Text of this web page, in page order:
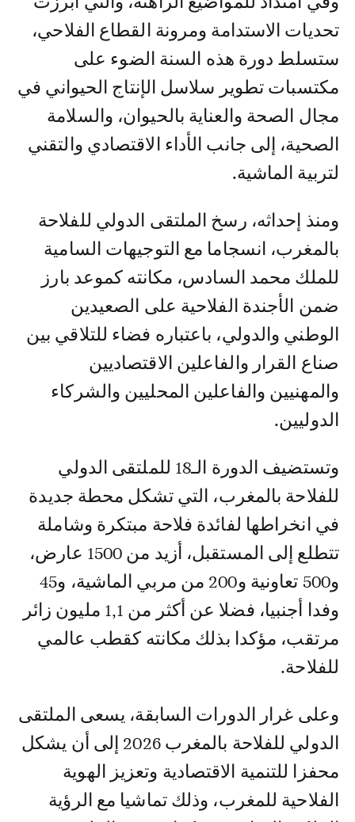
تحديات الاستدامة ومرونة القطاع الفلاحي،
ستسلط دورة هذه السنة الضوء على
مكتسبات تطوير سلاسل الإنتاج الحيواني في
مجال الصحة والعناية بالحيوان، والسلامة
الصحية، إلى جانب الأداء الاقتصادي والتقني
لتربية الماشية.
ومنذ إحداثه، رسخ الملتقى الدولي للفلاحة
بالمغرب، انسجاما مع التوجيهات السامية
للملك محمد السادس، مكانته كموعد بارز
ضمن الأجندة الفلاحية على الصعيدين
الوطني والدولي، باعتباره فضاء للتلاقي بين
صناع القرار والفاعلين الاقتصاديين
والمهنيين والفاعلين المحليين والشركاء
الدوليين.
وتستضيف الدورة الـ18 للملتقى الدولي
للفلاحة بالمغرب، التي تشكل محطة جديدة
في انخراطها لفائدة فلاحة مبتكرة وشاملة
تتطلع إلى المستقبل، أزيد من 1500 عارض،
و500 تعاونية و200 من مربي الماشية، و45
وفدا أجنبيا، فضلا عن أكثر من 1,1 مليون زائر
مرتقب، مؤكدا بذلك مكانته كقطب عالمي
للفلاحة.
وعلى غرار الدورات السابقة، يسعى الملتقى
الدولي للفلاحة بالمغرب 2026 إلى أن يشكل
محفزا للتنمية الاقتصادية وتعزيز الهوية
الفلاحية للمغرب، وذلك تماشيا مع الرؤية